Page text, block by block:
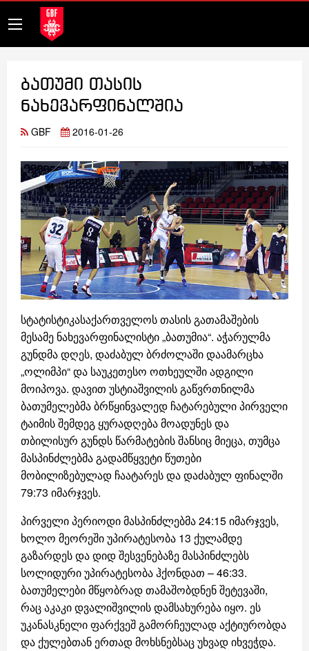
ბათუმი თასის
ნახევარფინალშია
GBF 2016-01-26
სტატისტიკასაქართველოს თასის გათამაშების
მესამე ნახევარფინალისტი „ბათუმია“. აჭარულმა
გუნდმა დღეს, დაძაბულ ბრძოლაში დაამარცხა
„ოლიმპი“ და საუკეთესო ოთხეულში ადგილი
მოიპოვა. დავით უსტიაშვილის გაწვრთნილმა
ბათუმელებმა ბრწყინვალედ ჩატარებული პირველი
ტაიმის შემდეგ ყურადღება მოადუნეს და
თბილისურ გუნდს წარმატების შანსიც მიეცა, თუმცა
მასპინძლებმა გადამწყვეტი წუთები
მობილიზებულად ჩაატარეს და დაძაბულ ფინალში
79:73 იმარჯვეს.
პირველი პერიოდი მასპინძლებმა 24:15 იმარჯვეს,
ხოლო მეორეში უპირატესობა 13 ქულამდე
გაზარდეს და დიდ შესვენებაზე მასპინძლებს
სოლიდური უპირატესობა ჰქონდათ – 46:33.
ბათუმელები მწყობრად თამაშობდნენ შეტევაში,
რაც აკაკი დვალიშვილის დამსახურება იყო. ეს
უკანასკნელი ფარქვეშ გამორჩეულად აქტიურობდა
და ქულებთან ერთად მოხსნებსაც უხვად იხვეჭდა.